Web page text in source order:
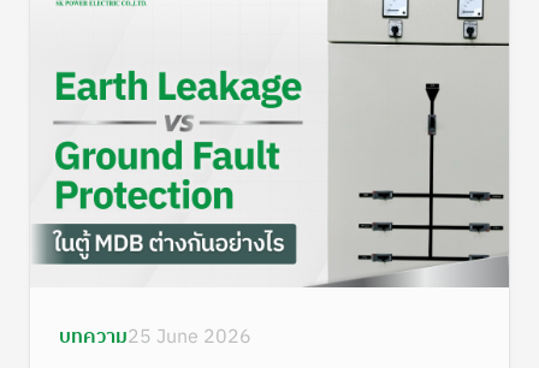
บทความ25 June 2026